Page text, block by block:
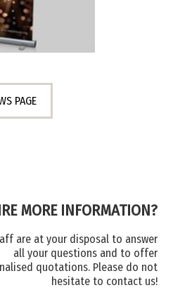
PAGE
MORE INFORMATION?
are at your disposal to answer
all your questions and to offer
quotations. Please do not
hesitate to contact us!